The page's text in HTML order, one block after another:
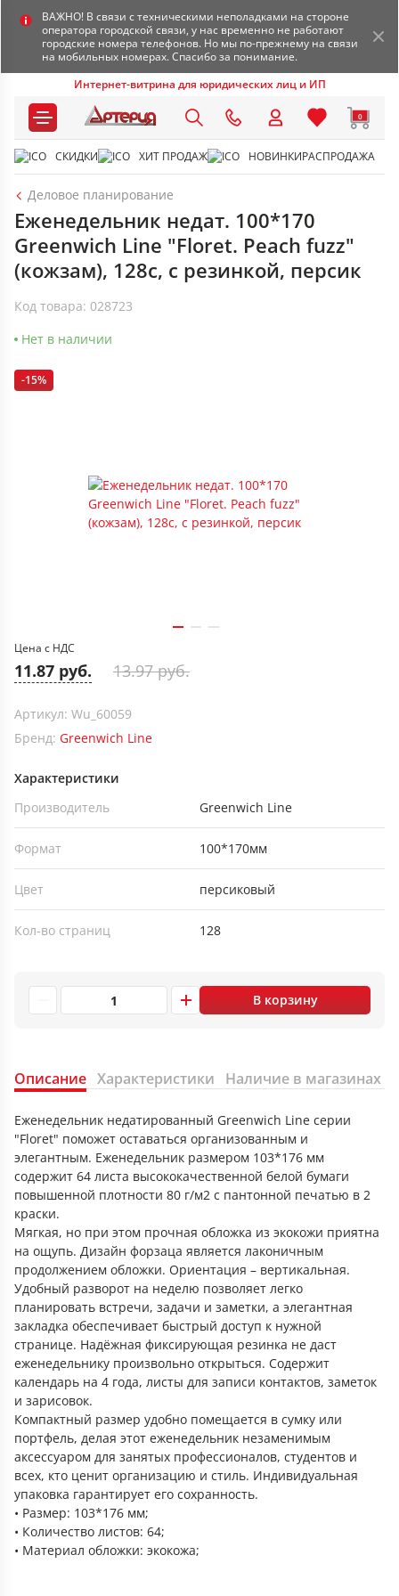
ВАЖНО! В связи с техническими неполадками на стороне
оператора городской связи, у нас временно не работают
городские номера телефонов. Но мы по-прежнему на связи
на мобильных номерах. Спасибо за понимание.
Интернет-витрина для юридических лиц и ИП
0
СКИДКИ ХИТ ПРОДАЖ НОВИНКИРАСПРОДАЖА
Деловое планирование
Еженедельник недат. 100*170
Greenwich Line "Floret. Peach fuzz"
(кожзам), 128с, с резинкой, персик
Код товара: 028723
Нет в наличии
-15%
Цена с НДС
11.87 руб. 13.97 руб.
Артикул: Wu_60059
Бренд: Greenwich Line
Характеристики
Производитель
Greenwich Line
Формат 100*170мм
Цвет персиковый
Кол-во страниц 128
В корзину
Описание Характеристики Наличие в магазинах
Еженедельник недатированный Greenwich Line серии
"Floret" поможет оставаться организованным и
элегантным. Еженедельник размером 103*176 мм
содержит 64 листа высококачественной белой бумаги
повышенной плотности 80 г/м2 с пантонной печатью в 2
краски.
Мягкая, но при этом прочная обложка из экокожи приятна
на ощупь. Дизайн форзаца является лаконичным
продолжением обложки. Ориентация – вертикальная.
Удобный разворот на неделю позволяет легко
планировать встречи, задачи и заметки, а элегантная
закладка обеспечивает быстрый доступ к нужной
странице. Надёжная фиксирующая резинка не даст
еженедельнику произвольно открыться. Содержит
календарь на 4 года, листы для записи контактов, заметок
и зарисовок.
Компактный размер удобно помещается в сумку или
портфель, делая этот еженедельник незаменимым
аксессуаром для занятых профессионалов, студентов и
всех, кто ценит организацию и стиль. Индивидуальная
упаковка гарантирует его сохранность.
• Размер: 103*176 мм;
• Количество листов: 64;
• Материал обложки: экокожа;